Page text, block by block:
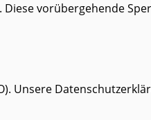
vorübergehende
Unsere